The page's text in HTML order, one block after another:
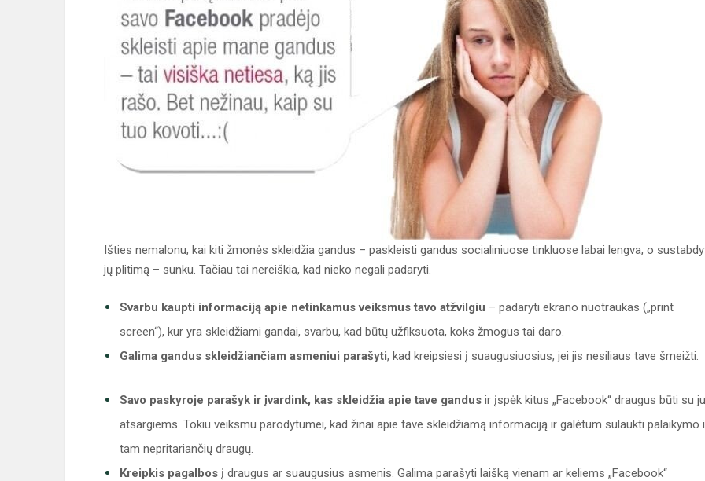
Išties nemalonu, kai kiti žmonės skleidžia gandus – paskleisti gandus socialiniuose tinkluose labai lengva, o
jų plitimą – sunku. Tačiau tai nereiškia, kad nieko negali padaryti.
Svarbu kaupti informaciją apie netinkamus veiksmus tavo atžvilgiu – padaryti ekrano nuotraukas („print
screen“), kur yra skleidžiami gandai, svarbu, kad būtų užfiksuota, koks žmogus tai daro.
Galima gandus skleidžiančiam asmeniui parašyti, kad kreipsiesi į suaugusiuosius, jei jis nesiliaus tave šmeižti.
Savo paskyroje parašyk ir įvardink, kas skleidžia apie tave gandus ir įspėk kitus „Facebook“ draugus būti su
atsargiems. Tokiu veiksmu parodytumei, kad žinai apie tave skleidžiamą informaciją ir galėtum sulaukti palaikymo
tam nepritariančių draugų.
Kreipkis pagalbos į draugus ar suaugusius asmenis. Galima parašyti laišką vienam ar keliems „Facebook“